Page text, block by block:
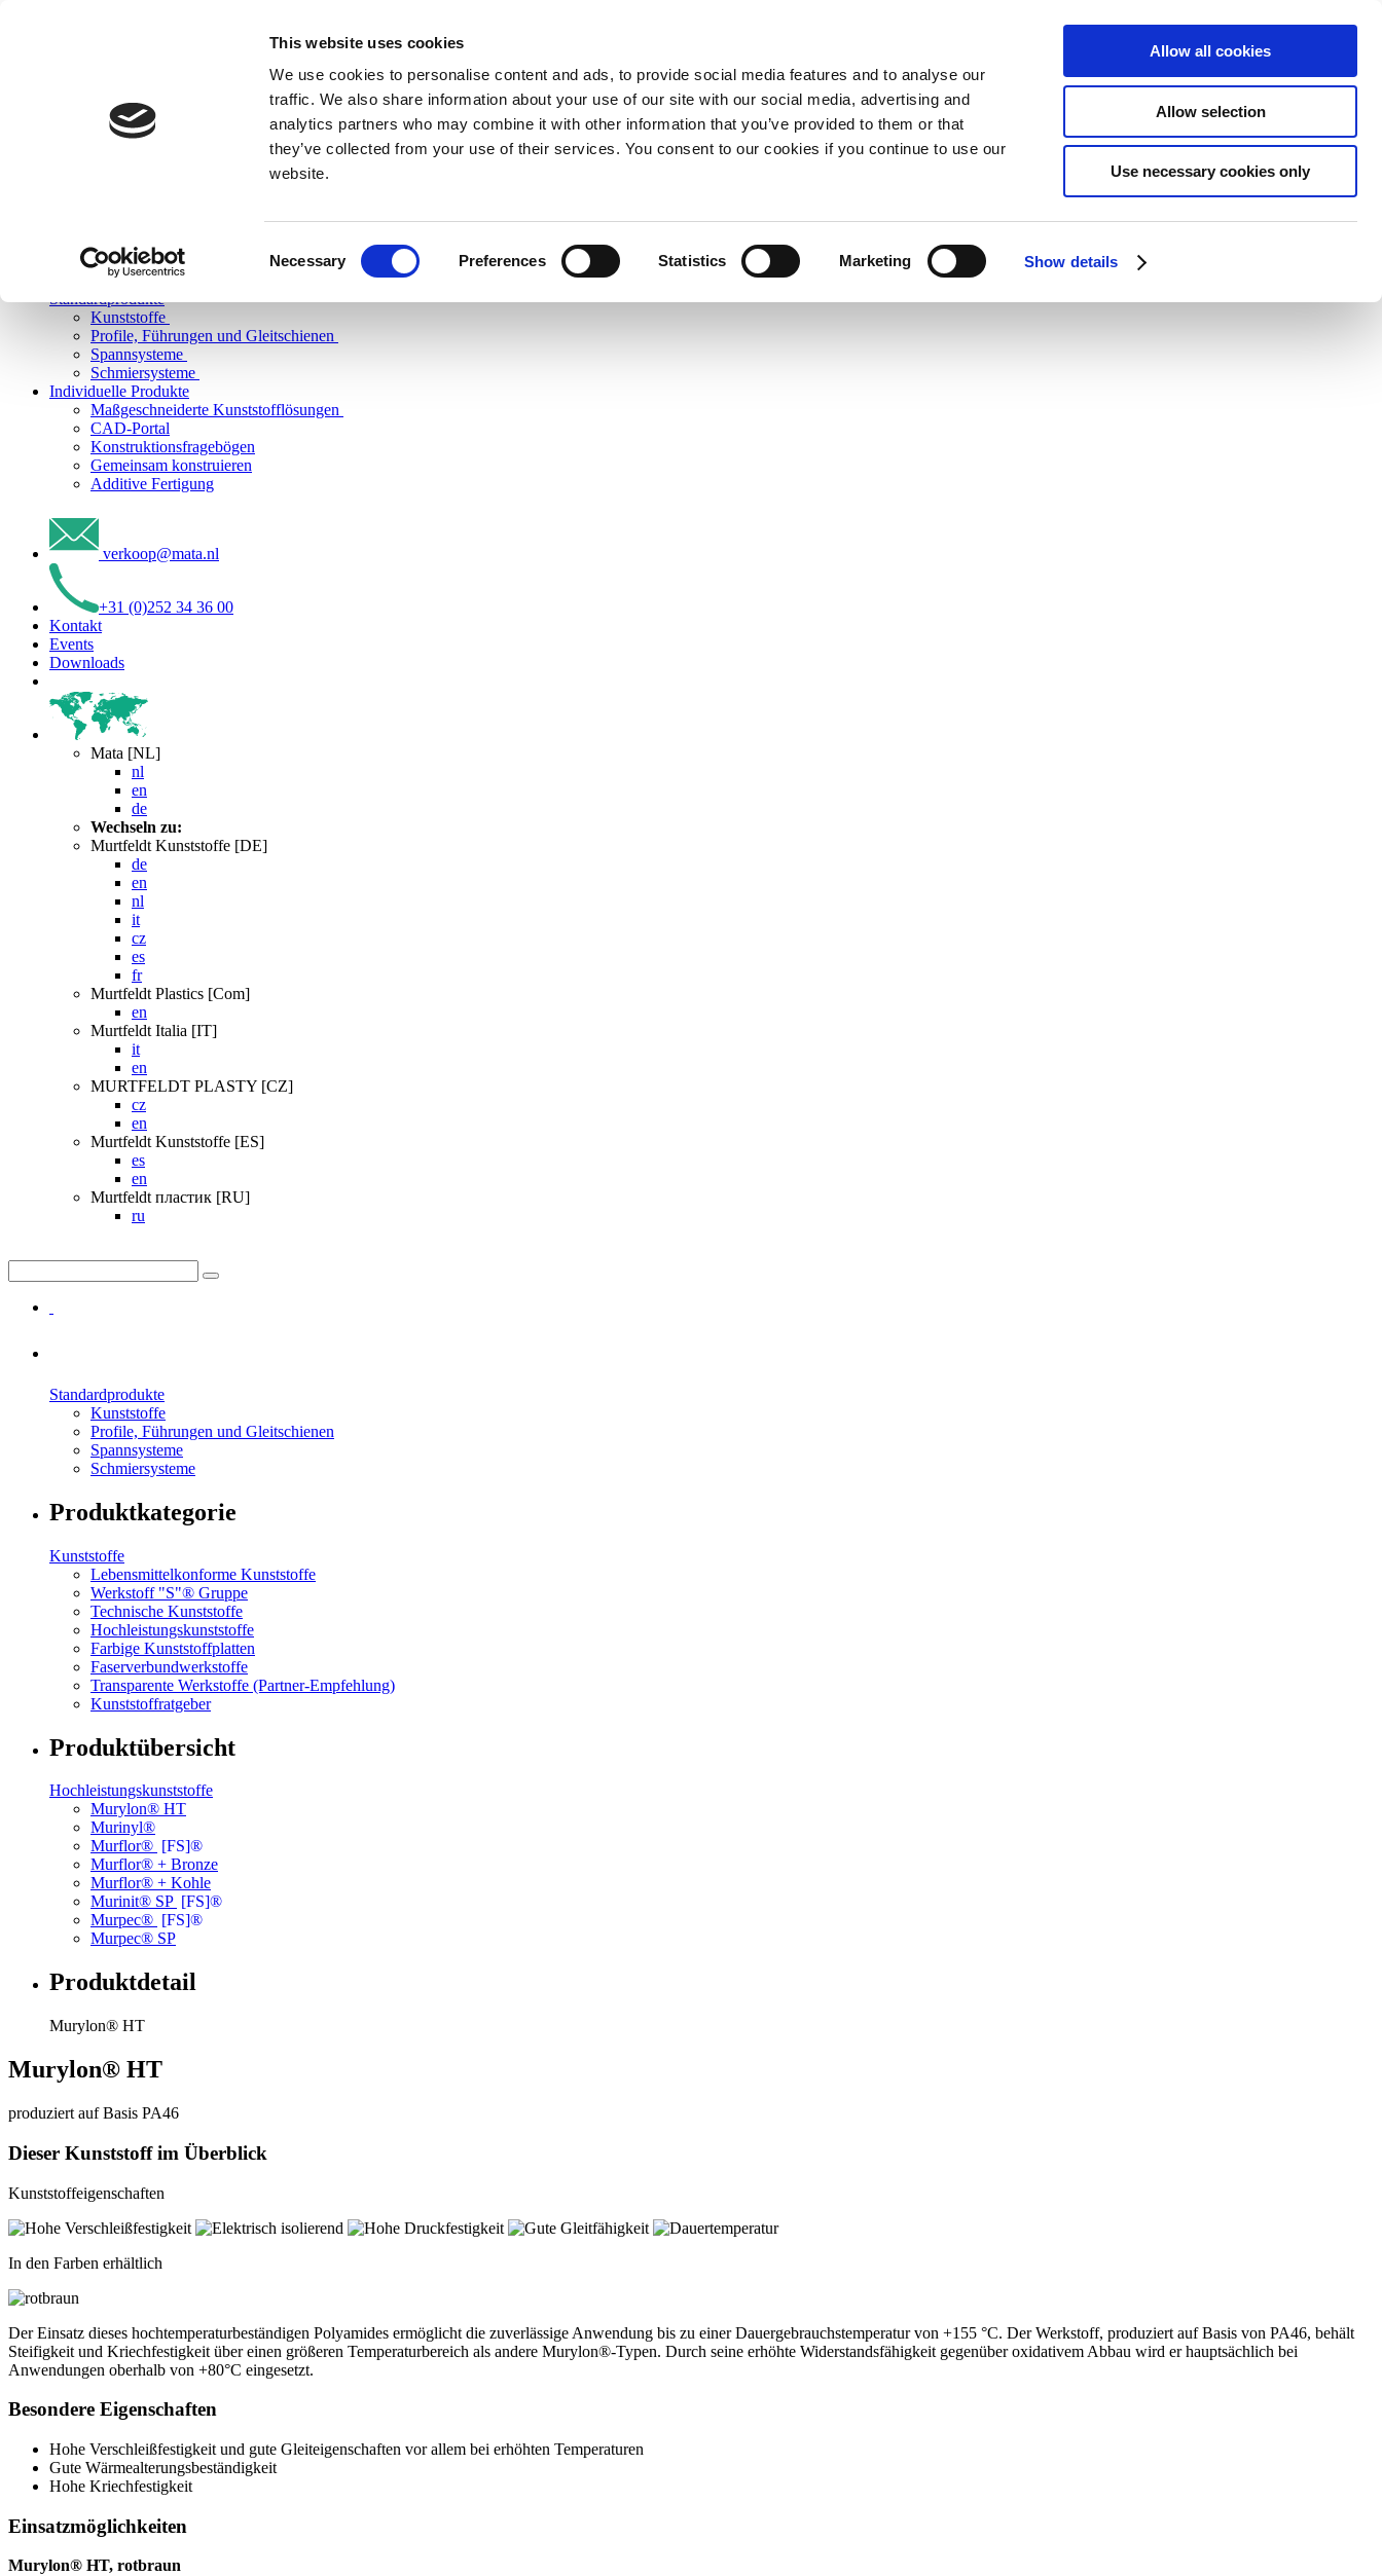
This website uses cookies
We use cookies to personalise content and ads, to provide social media features and to analyse our
traffic. We also share information about your use of our site with our social media, advertising and
analytics partners who may combine it with other information that you’ve provided to them or that
they’ve collected from your use of their services. You consent to our cookies if you continue to use our
website.
Necessary Preferences Statistics Marketing Show details
Allow all cookies
Allow selection
Use necessary cookies only
Standardprodukte
Kunststoffe
Profile, Führungen und Gleitschienen
Spannsysteme
Schmiersysteme
Individuelle Produkte
Maßgeschneiderte Kunststofflösungen
CAD-Portal
Konstruktionsfragebögen
Gemeinsam konstruieren
Additive Fertigung
verkoop@mata.nl
+31 (0)252 34 36 00
Kontakt
Events
Downloads
Mata [NL]
nl
en
de
Wechseln zu:
Murtfeldt Kunststoffe [DE]
de
en
nl
it
cz
es
fr
Murtfeldt Plastics [Com]
en
Murtfeldt Italia [IT]
it
en
MURTFELDT PLASTY [CZ]
cz
en
Murtfeldt Kunststoffe [ES]
es
en
Murtfeldt пластик [RU]
ru
Standardprodukte
Kunststoffe
Profile, Führungen und Gleitschienen
Spannsysteme
Schmiersysteme
Produktkategorie
Kunststoffe
Lebensmittelkonforme Kunststoffe
Werkstoff "S"® Gruppe
Technische Kunststoffe
Hochleistungskunststoffe
Farbige Kunststoffplatten
Faserverbundwerkstoffe
Transparente Werkstoffe (Partner-Empfehlung)
Kunststoffratgeber
Produktübersicht
Hochleistungskunststoffe
Murylon® HT
Murinyl®
Murflor® [FS]®
Murflor® + Bronze
Murflor® + Kohle
Murinit® SP [FS]®
Murpec® [FS]®
Murpec® SP
Produktdetail
Murylon® HT
Murylon® HT
produziert auf Basis PA46
Dieser Kunststoff im Überblick
Kunststoffeigenschaften
In den Farben erhältlich
Der Einsatz dieses hochtemperaturbeständigen Polyamides ermöglicht die zuverlässige Anwendung bis zu einer Dauergebrauchstemperatur von +155 °C. Der Werkstoff, produziert auf Basis von PA46, behält
Steifigkeit und Kriechfestigkeit über einen größeren Temperaturbereich als andere Murylon®-Typen. Durch seine erhöhte Widerstandsfähigkeit gegenüber oxidativem Abbau wird er hauptsächlich bei
Anwendungen oberhalb von +80°C eingesetzt.
Besondere Eigenschaften
Hohe Verschleißfestigkeit und gute Gleiteigenschaften vor allem bei erhöhten Temperaturen
Gute Wärmealterungsbeständigkeit
Hohe Kriechfestigkeit
Einsatzmöglichkeiten
Murylon® HT, rotbraun